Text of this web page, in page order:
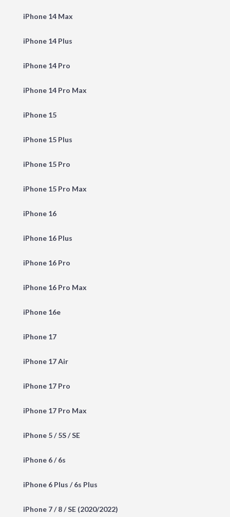
iPhone 14 Max
iPhone 14 Plus
iPhone 14 Pro
iPhone 14 Pro Max
iPhone 15
iPhone 15 Plus
iPhone 15 Pro
iPhone 15 Pro Max
iPhone 16
iPhone 16 Plus
iPhone 16 Pro
iPhone 16 Pro Max
iPhone 16e
iPhone 17
iPhone 17 Air
iPhone 17 Pro
iPhone 17 Pro Max
iPhone 5 / 5S / SE
iPhone 6 / 6s
iPhone 6 Plus / 6s Plus
iPhone 7 / 8 / SE (2020/2022)